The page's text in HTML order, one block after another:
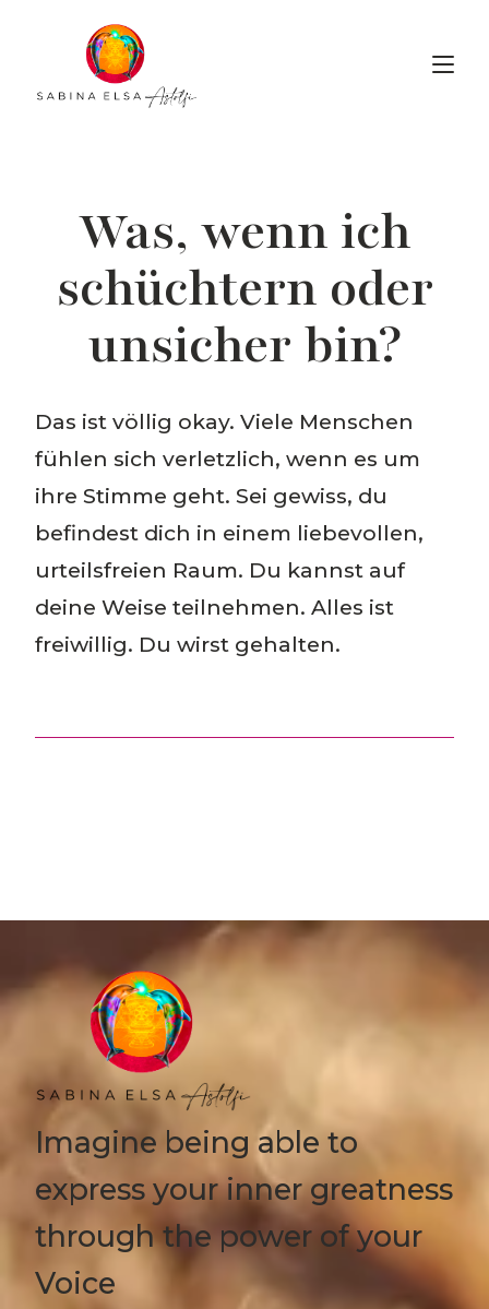
Was, wenn ich
schüchtern oder
unsicher bin?
Das ist völlig okay. Viele Menschen
fühlen sich verletzlich, wenn es um
ihre Stimme geht. Sei gewiss, du
befindest dich in einem liebevollen,
urteilsfreien Raum. Du kannst auf
deine Weise teilnehmen. Alles ist
freiwillig. Du wirst gehalten.
Voice Alchemy
Imagine being able to
express your inner greatness
through the power of your
Voice